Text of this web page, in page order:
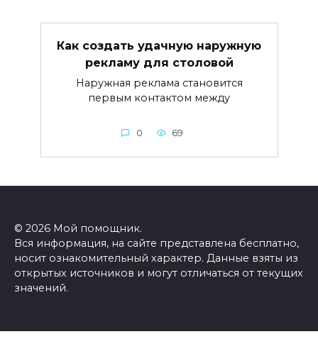
Как создать удачную наружную
рекламу для столовой
Наружная реклама становится
первым контактом между
0 69
© 2026 Мой помощник.
Вся информация, на сайте представлена бесплатно,
носит ознакомительный характер. Данные взяты из
открытых источников и могут отличаться от текущих
значений.